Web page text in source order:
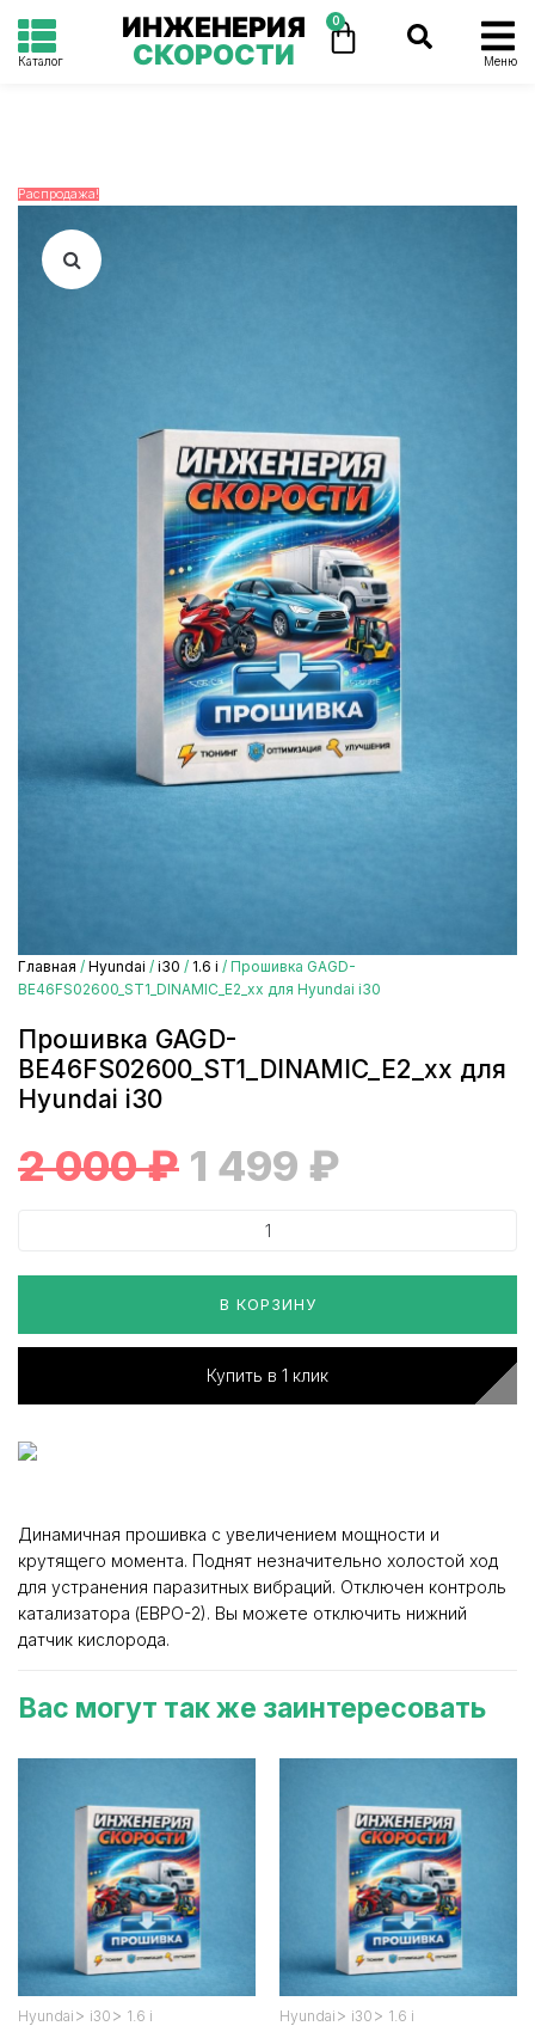
Каталог
ИНЖЕНЕРИЯ
СКОРОСТИ
0
Меню
Распродажа!
Главная / Hyundai / i30 / 1.6 i / Прошивка GAGD-
BE46FS02600_ST1_DINAMIC_E2_xx для Hyundai i30
Прошивка GAGD-
BE46FS02600_ST1_DINAMIC_E2_xx для
Hyundai i30
2 000₽ 1 499 ₽
В КОРЗИНУ
Купить в 1 клик
Динамичная прошивка с увеличением мощности и
крутящего момента. Поднят незначительно холостой ход
для устранения паразитных вибраций. Отключен контроль
катализатора (ЕВРО-2). Вы можете отключить нижний
датчик кислорода.
Вас могут так же заинтересовать
Hyundai > i30 > 1.6 i Hyundai > i30 > 1.6 i